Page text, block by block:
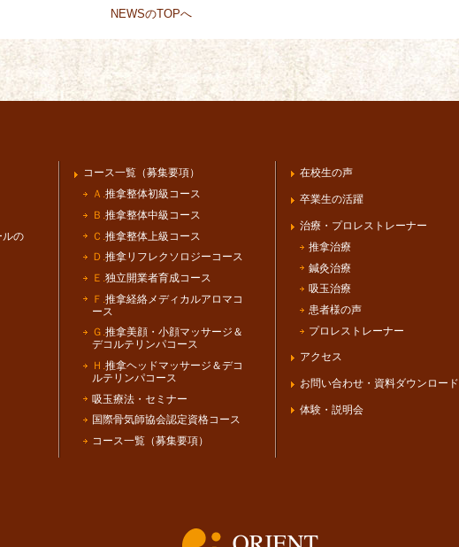
NEWSのTOPへ
ルの
コース一覧（募集要項）
Ａ.推拿整体初級コース
Ｂ.推拿整体中級コース
Ｃ. 推拿整体上級コース
Ｄ.推拿リフレクソロジーコース
Ｅ.独立開業者育成コース
Ｆ. 推拿経絡メディカルアロマコ
ース
Ｇ.推拿美顔・小顔マッサージ＆
デコルテリンパコース
Ｈ.推拿ヘッドマッサージ＆デコ
ルテリンパコース
吸玉療法・セミナー
国際骨気師協会認定資格コース
コース一覧（募集要項）
在校生の声
卒業生の活躍
治療・プロレストレーナー
推拿治療
鍼灸治療
吸玉治療
患者様の声
プロレストレーナー
アクセス
お問い合わせ・資料ダウンロード
体験・説明会